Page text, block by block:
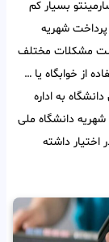
بسیار کم
شهریه
است مشکلات مختلف
از خوابگاه یا …
به اداره
دانشگاه ملی
اختیار داشته